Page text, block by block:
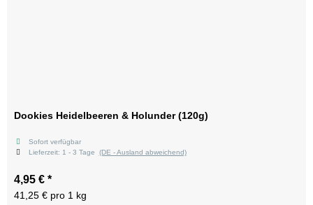
Dookies Heidelbeeren & Holunder (120g)
Sofort verfügbar
Lieferzeit: 1 - 3 Tage (DE - Ausland abweichend)
4,95 € *
41,25 € pro 1 kg